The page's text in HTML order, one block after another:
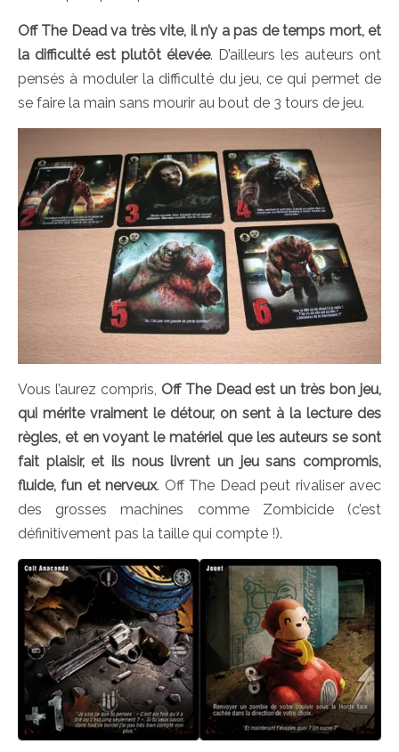
Off The Dead va très vite, il n’y a pas de temps mort, et
la difficulté est plutôt élevée. D’ailleurs les auteurs ont
pensés à moduler la difficulté du jeu, ce qui permet de
se faire la main sans mourir au bout de 3 tours de jeu.
Vous l’aurez compris, Off The Dead est un très bon jeu,
qui mérite vraiment le détour, on sent à la lecture des
règles, et en voyant le matériel que les auteurs se sont
fait plaisir, et ils nous livrent un jeu sans compromis,
fluide, fun et nerveux. Off The Dead peut rivaliser avec
des grosses machines comme Zombicide (c’est
définitivement pas la taille qui compte !).